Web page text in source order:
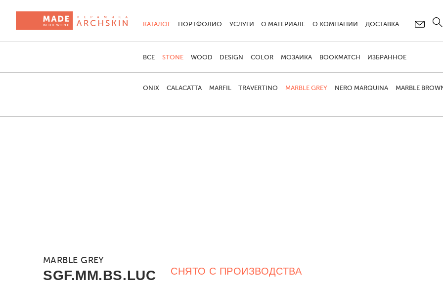
КАТАЛОГ
ВСЕ STONE
ONIX CALACATTA MARFIL TRAVERTINO MARBLE GREY NERO MARQUINA MARBLE
WOOD DESIGN COLOR МОЗАИКА BOOKMATCH ИЗБРАННОЕ
ПОРТФОЛИО УСЛУГИ О МАТЕРИАЛЕ О КОМПАНИИ ДОСТАВКА
MARBLE GREY
SGF.MM.BS.LUC СНЯТО С ПРОИЗВОДСТВА